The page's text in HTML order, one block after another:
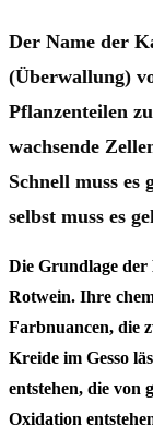
Der Name der
(Überwallung)
Pflanzenteilen
wachsende
Schnell muss es
selbst muss es
Die Grundlage der
Rotwein. Ihre
Farbnuancen, die
Kreide im Gesso
entstehen, die von
Oxidation